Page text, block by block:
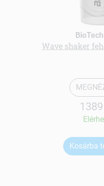
Wave shaker
Kosárba